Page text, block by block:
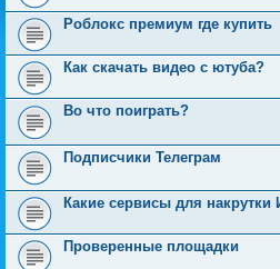
Роблокс премиум где купить
Как скачать видео с ютуба?
Во что поиграть?
Подписчики Телеграм
Какие сервисы для
Проверенные площадки